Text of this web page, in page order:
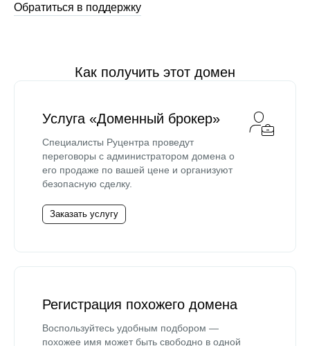
Обратиться в поддержку
Как получить этот домен
Услуга «Доменный брокер»
Специалисты Руцентра проведут
переговоры с администратором домена о
его продаже по вашей цене и организуют
безопасную сделку.
Заказать услугу
Регистрация похожего домена
Воспользуйтесь удобным подбором —
похожее имя может быть свободно в одной